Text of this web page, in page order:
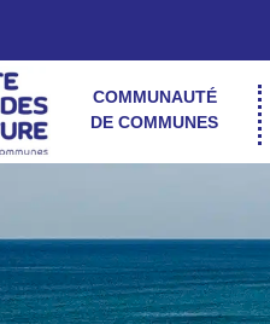
COMMUNAUTÉ
DE COMMUNES